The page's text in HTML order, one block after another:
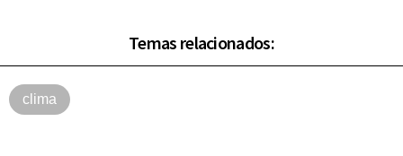
Temas relacionados:
clima